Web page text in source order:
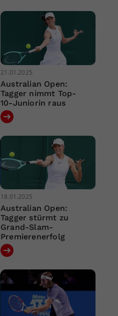
21.01.2025
Australian Open:
Tagger nimmt Top-
10-Juniorin raus
18.01.2025
Australian Open:
Tagger stürmt zu
Grand-Slam-
Premierenerfolg